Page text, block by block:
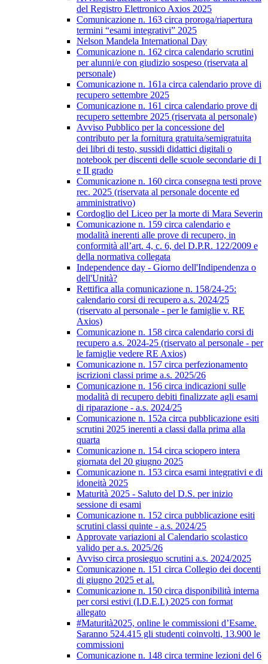
del Registro Elettronico Axios 2025
Comunicazione n. 163 circa proroga/riapertura
termini “esami integrativi” 2025
Nelson Mandela International Day
Comunicazione n. 162 circa calendario scrutini
per alunni/e con giudizio sospeso (riservata al
personale)
Comunicazione n. 161a circa calendario prove di
recupero settembre 2025
Comunicazione n. 161 circa calendario prove di
recupero settembre 2025 (riservata al personale)
Avviso Pubblico per la concessione del
contributo per la fornitura gratuita/semigratuita
dei libri di testo, sussidi didattici digitali o
notebook per discenti delle scuole secondarie di I
e II grado
Comunicazione n. 160 circa consegna testi prove
rec. 2025 (riservata al personale docente ed
amministrativo)
Cordoglio del Liceo per la morte di Mara Severin
Comunicazione n. 159 circa calendario e
modalità inerenti alle prove di recupero, in
conformità all’art. 4, c. 6, del D.P.R. 122/2009 e
della normativa collegata
Independence day - Giorno dell'Indipendenza o
dell'Unità?
Rettifica alla comunicazione n. 158/24-25:
calendario corsi di recupero a.s. 2024/25
(riservato al personale - per le famiglie v. RE
Axios)
Comunicazione n. 158 circa calendario corsi di
recupero a.s. 2024-25 (riservato al personale - per
le famiglie vedere RE Axios)
Comunicazione n. 157 circa perfezionamento
iscrizioni classi prime a.s. 2025/26
Comunicazione n. 156 circa indicazioni sulle
modalità di recupero debiti finalizzate agli esami
di riparazione - a.s. 2024/25
Comunicazione n. 152a circa pubblicazione esiti
scrutini 2025 inerenti a classi dalla prima alla
quarta
Comunicazione n. 154 circa sciopero intera
giornata del 20 giugno 2025
Comunicazione n. 153 circa esami integrativi e di
idoneità 2025
Maturità 2025 - Saluto del D.S. per inizio
sessione di esami
Comunicazione n. 152 circa pubblicazione esiti
scrutini classi quinte - a.s. 2024/25
Approvate variazioni al Calendario scolastico
valido per a.s. 2025/26
Avviso circa prosieguo scrutini a.s. 2024/2025
Comunicazione n. 151 circa Collegio dei docenti
di giugno 2025 et al.
Comunicazione n. 150 circa disponibilità interna
per corsi estivi (I.D.E.I.) 2025 con format
allegato
#Maturità2025, online le commissioni d’Esame.
Saranno 524.415 gli studenti coinvolti, 13.900 le
commissioni
Comunicazione n. 148 circa termine lezioni del 6